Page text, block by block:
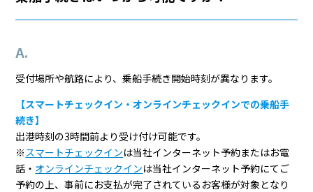
受付場所や航路により、乗船手続き開始時刻が異なります。
【スマートチェックイン・オンラインチェックインでの乗船手
続き】
出港時刻の3時間前より受け付け可能です。
※スマートチェックインは当社インターネット予約またはお電
話・ オンラインチェックインは当社インターネット予約にてご
予約の上、事前にお支払が完了されているお客様が対象となり